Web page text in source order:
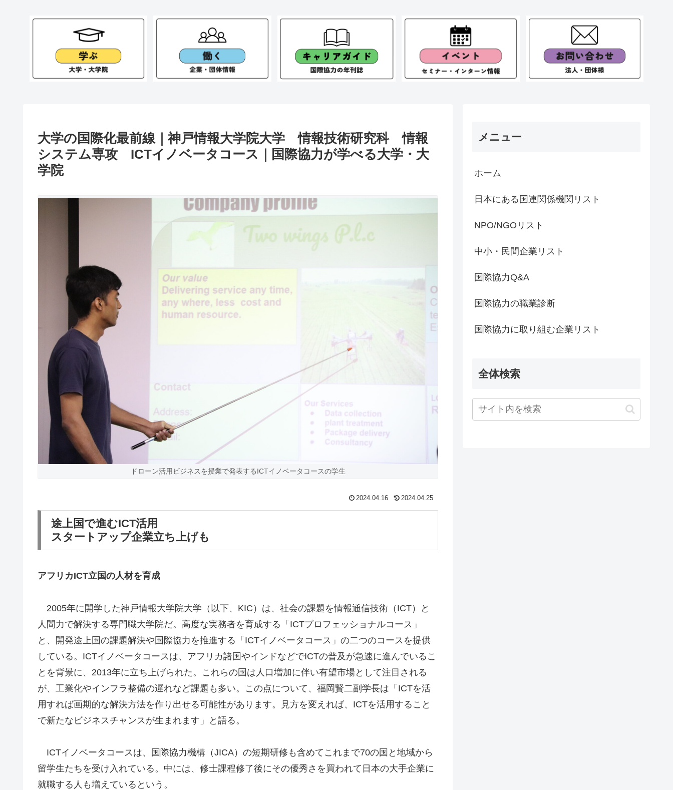
大学の国際化最前線｜神戸情報大学院大学 情報技術研究科 情報
システム専攻 ICTイノベータコース｜国際協力が学べる大学・大
学院
ドローン活用ビジネスを授業で発表するICTイノベータコースの学生
2024.04.16 2024.04.25
途上国で進むICT活用
スタートアップ企業立ち上げも
アフリカICT立国の人材を育成
2005年に開学した神戸情報大学院大学（以下、KIC）は、社会の課題を情報通信技術（ICT）と
人間力で解決する専門職大学院だ。高度な実務者を育成する「ICTプロフェッショナルコース」
と、開発途上国の課題解決や国際協力を推進する「ICTイノベータコース」の二つのコースを提供
している。ICTイノベータコースは、アフリカ諸国やインドなどでICTの普及が急速に進んでいるこ
とを背景に、2013年に立ち上げられた。これらの国は人口増加に伴い有望市場として注目される
が、工業化やインフラ整備の遅れなど課題も多い。この点について、福岡賢二副学長は「ICTを活
用すれば画期的な解決方法を作り出せる可能性があります。見方を変えれば、ICTを活用すること
で新たなビジネスチャンスが生まれます」と語る。
ICTイノベータコースは、国際協力機構（JICA）の短期研修も含めてこれまで70の国と地域から
留学生たちを受け入れている。中には、修士課程修了後にその優秀さを買われて日本の大手企業に
就職する人も増えているという。
メニュー
ホーム
日本にある国連関係機関リスト
NPO/NGOリスト
中小・民間企業リスト
国際協力Q&A
国際協力の職業診断
国際協力に取り組む企業リスト
全体検索